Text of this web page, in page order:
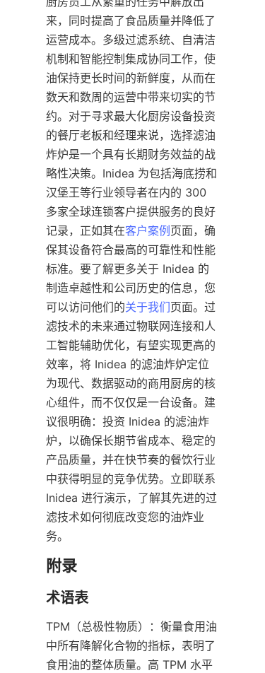
来，同时提高了食品质量并降低了
运营成本。多级过滤系统、自清洁
机制和智能控制集成协同工作，使
油保持更长时间的新鲜度，从而在
数天和数周的运营中带来切实的节
约。对于寻求最大化厨房设备投资
的餐厅老板和经理来说，选择滤油
炸炉是一个具有长期财务效益的战
略性决策。Inidea 为包括海底捞和
汉堡王等行业领导者在内的 300
多家全球连锁客户提供服务的良好
记录，正如其在客户案例页面，确
保其设备符合最高的可靠性和性能
标准。要了解更多关于 Inidea 的
制造卓越性和公司历史的信息，您
可以访问他们的关于我们页面。过
滤技术的未来通过物联网连接和人
工智能辅助优化，有望实现更高的
效率，将 Inidea 的滤油炸炉定位
为现代、数据驱动的商用厨房的核
心组件，而不仅仅是一台设备。建
议很明确：投资 Inidea 的滤油炸
炉，以确保长期节省成本、稳定的
产品质量，并在快节奏的餐饮行业
中获得明显的竞争优势。立即联系
Inidea 进行演示，了解其先进的过
滤技术如何彻底改变您的油炸业
务。
TPM（总极性物质）：衡量食用油
中所有降解化合物的指标，表明了
食用油的整体质量。高 TPM 水平